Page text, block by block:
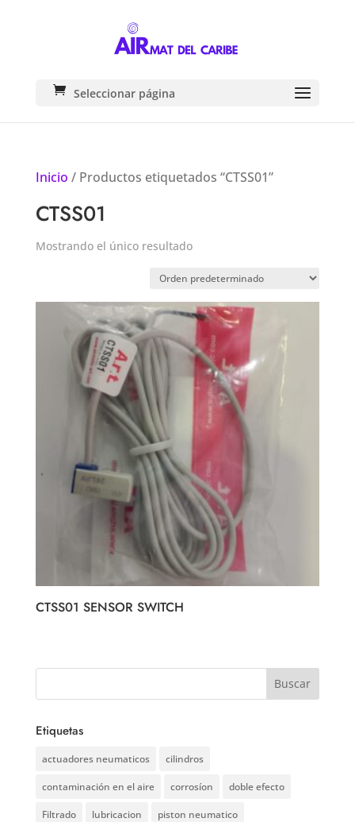
Seleccionar página
Inicio / Productos etiquetados “CTSS01”
CTSS01
Mostrando el único resultado
CTSS01 SENSOR SWITCH
Etiquetas
actuadores neumaticos cilindros
contaminación en el aire corrosíon doble efecto
Filtrado lubricacion piston neumatico